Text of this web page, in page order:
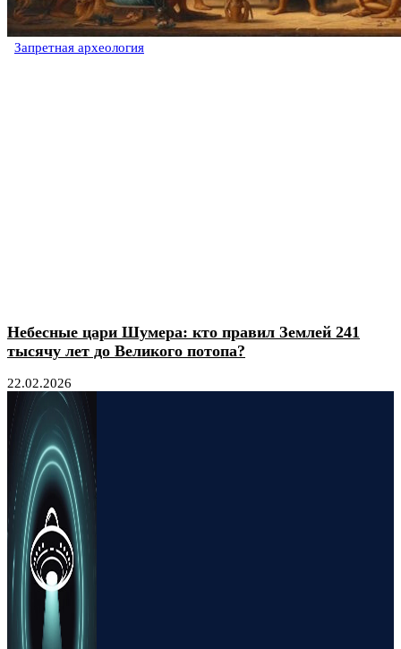
Запретная археология
Небесные цари Шумера: кто правил Землей 241
тысячу лет до Великого потопа?
22.02.2026